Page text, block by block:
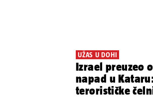
UŽAS U DOHI
Izrael preuzeo
napad u
terorističke